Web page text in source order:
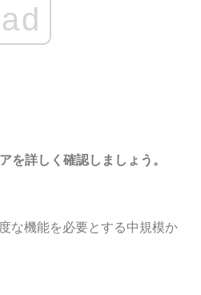
ad
を詳しく確認しましょう。
な機能を必要とする中規模か